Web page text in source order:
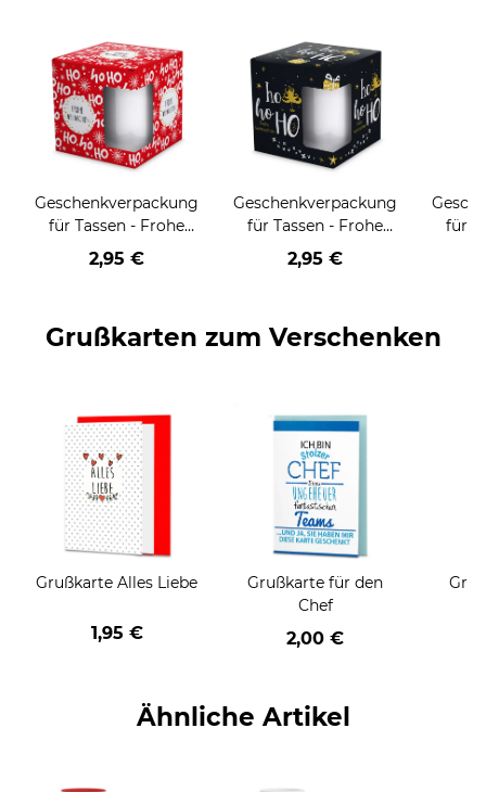
Geschenkverpackung
für Tassen - Frohe
Weihnachten - HO
HO HO - rot
2,95 €
Geschenkverpackung
für Tassen - Frohe
Weihnachten - HO
HO HO - schwarz
2,95 €
für
Grußkarten zum Verschenken
Grußkarte Alles Liebe
1,95 €
Grußkarte für den
Chef
2,00 €
Ähnliche Artikel